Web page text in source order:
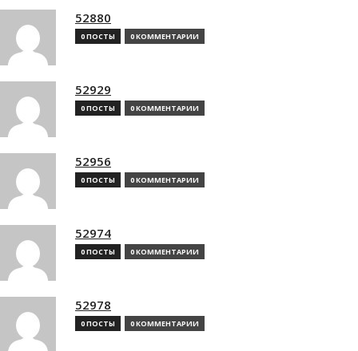
52880
0 ПОСТЫ 0 КОММЕНТАРИИ
52929
0 ПОСТЫ 0 КОММЕНТАРИИ
52956
0 ПОСТЫ 0 КОММЕНТАРИИ
52974
0 ПОСТЫ 0 КОММЕНТАРИИ
52978
0 ПОСТЫ 0 КОММЕНТАРИИ